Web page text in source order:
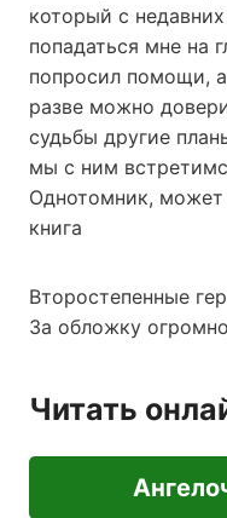
который с
попадаться мне на
попросил помощи,
разве можно
судьбы другие
мы с ним
Однотомник, может
книга
Второстепенные
За обложку
Читать